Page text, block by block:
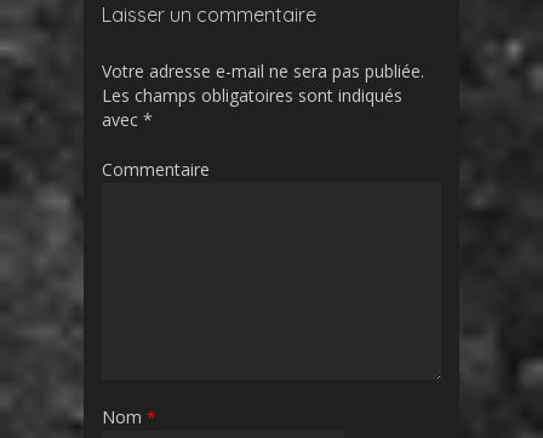
Laisser un commentaire
Votre adresse e-mail ne sera pas publiée.
Les champs obligatoires sont indiqués
avec *
Commentaire
Nom *